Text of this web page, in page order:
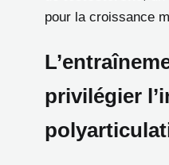
pour la croissance
privilégier